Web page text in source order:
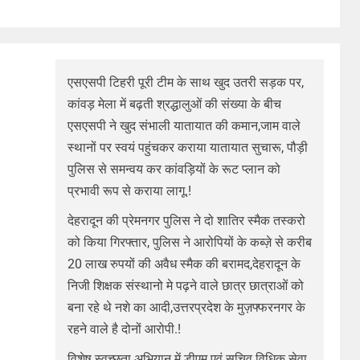
एसएसपी टिहरी पूरी टीम के साथ खुद उतरी सड़क पर,
कांवड़ मेला में बढ़ती श्रद्धालुओं की संख्या के बीच
एसएसपी ने खुद संभाली यातायात की कमान,जाम वाले
स्थानों पर स्वयं पहुंचकर कराया यातायात सुचारू, पौड़ी
पुलिस से समन्वय कर कांवड़ियों के रूट प्लान को
प्रभावी रूप से कराया लागू.!
देहरादून की प्रेमनगर पुलिस ने दो शातिर स्मैक तस्करो
को किया गिरफ्तार, पुलिस ने आरोपियों के कब्ज़े से करीब
20 लाख रुपयों की अवैध स्मैक की बरामद,देहरादून के
निजी शिक्षक संस्थानो मे पढ़ने वाले छात्र छात्राओं को
बना रहे थे नशे का आदी,उत्तरप्रदेश के मुज़फ्फरनगर के
रहने वाले है दोनों आरोपी.!